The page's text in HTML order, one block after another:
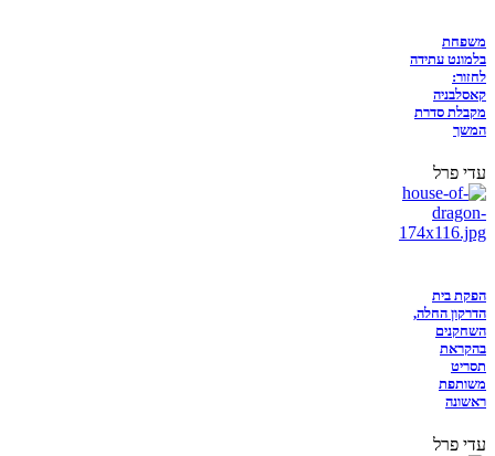
משפחת
בלמונט עתידה
לחזור:
קאסלבניה
מקבלת סדרת
המשך
עדי פרל
הפקת בית
הדרקון החלה,
השחקנים
בהקראת
תסריט
משותפת
ראשונה
עדי פרל